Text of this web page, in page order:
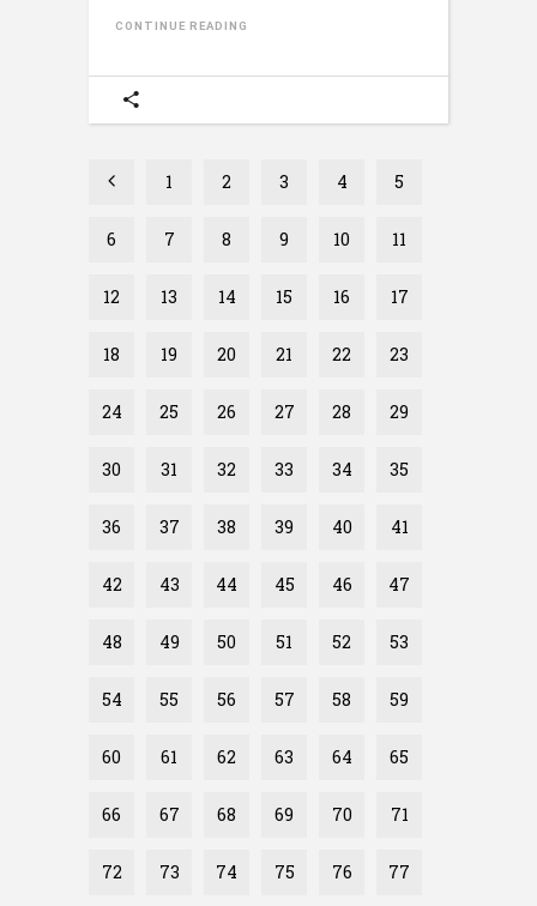
CONTINUE READING
1 2 3 4 5
6 7 8 9 10 11
12 13 14 15 16 17
18 19 20 21 22 23
24 25 26 27 28 29
30 31 32 33 34 35
36 37 38 39 40 41
42 43 44 45 46 47
48 49 50 51 52 53
54 55 56 57 58 59
60 61 62 63 64 65
66 67 68 69 70 71
72 73 74 75 76 77